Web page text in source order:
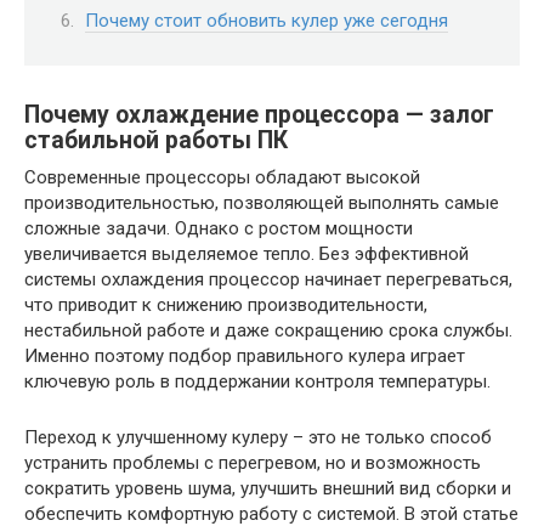
Почему стоит обновить кулер уже сегодня
Почему охлаждение процессора — залог
стабильной работы ПК
Современные процессоры обладают высокой
производительностью, позволяющей выполнять самые
сложные задачи. Однако с ростом мощности
увеличивается выделяемое тепло. Без эффективной
системы охлаждения процессор начинает перегреваться,
что приводит к снижению производительности,
нестабильной работе и даже сокращению срока службы.
Именно поэтому подбор правильного кулера играет
ключевую роль в поддержании контроля температуры.
Переход к улучшенному кулеру – это не только способ
устранить проблемы с перегревом, но и возможность
сократить уровень шума, улучшить внешний вид сборки и
обеспечить комфортную работу с системой. В этой статье